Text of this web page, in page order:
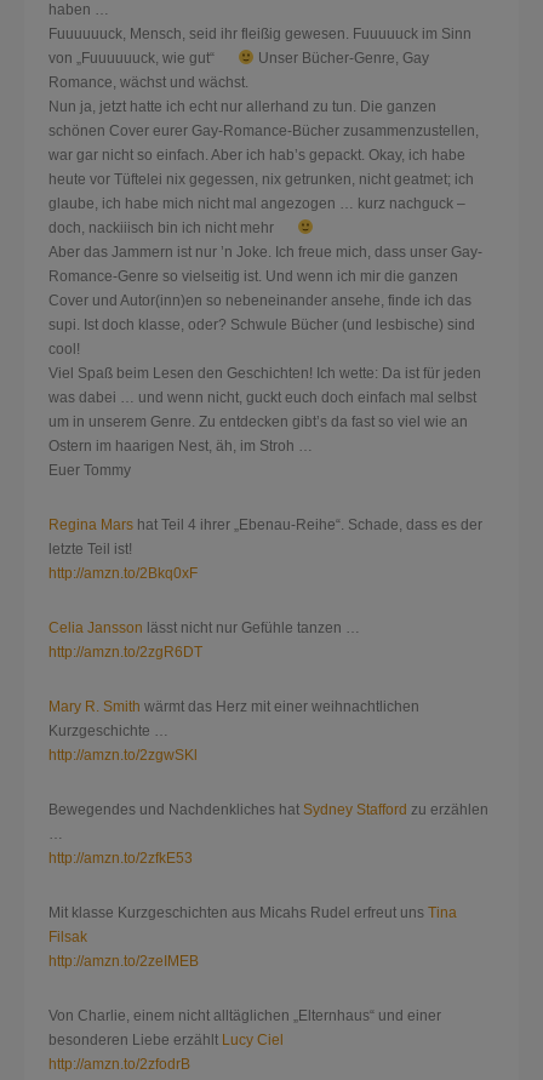
haben …
Fuuuuuuck, Mensch, seid ihr fleißig gewesen. Fuuuuuck im Sinn
von „Fuuuuuuck, wie gut“
Unser Bücher-Genre, Gay
Romance, wächst und wächst.
Nun ja, jetzt hatte ich echt nur allerhand zu tun. Die ganzen
schönen Cover eurer Gay-Romance-Bücher zusammenzustellen,
war gar nicht so einfach. Aber ich hab’s gepackt. Okay, ich habe
heute vor Tüftelei nix gegessen, nix getrunken, nicht geatmet; ich
glaube, ich habe mich nicht mal angezogen … kurz nachguck –
doch, nackiiisch bin ich nicht mehr
Aber das Jammern ist nur ’n Joke. Ich freue mich, dass unser Gay-
Romance-Genre so vielseitig ist. Und wenn ich mir die ganzen
Cover und Autor(inn)en so nebeneinander ansehe, finde ich das
supi. Ist doch klasse, oder? Schwule Bücher (und lesbische) sind
cool!
Viel Spaß beim Lesen den Geschichten! Ich wette: Da ist für jeden
was dabei … und wenn nicht, guckt euch doch einfach mal selbst
um in unserem Genre. Zu entdecken gibt’s da fast so viel wie an
Ostern im haarigen Nest, äh, im Stroh …
Euer Tommy
Regina Mars hat Teil 4 ihrer „Ebenau-Reihe“. Schade, dass es der
letzte Teil ist!
http://amzn.to/2Bkq0xF
Celia Jansson lässt nicht nur Gefühle tanzen …
http://amzn.to/2zgR6DT
Mary R. Smith wärmt das Herz mit einer weihnachtlichen
Kurzgeschichte …
http://amzn.to/2zgwSKl
Bewegendes und Nachdenkliches hat Sydney Stafford zu erzählen
…
http://amzn.to/2zfkE53
Mit klasse Kurzgeschichten aus Micahs Rudel erfreut uns Tina
Filsak
http://amzn.to/2zeIMEB
Von Charlie, einem nicht alltäglichen „Elternhaus“ und einer
besonderen Liebe erzählt Lucy Ciel
http://amzn.to/2zfodrB